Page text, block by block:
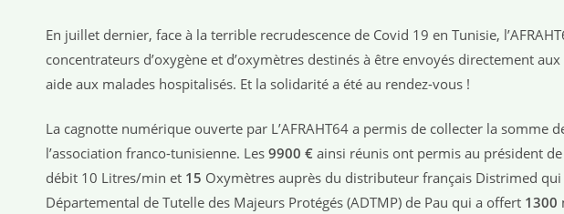
En juillet dernier, face à la terrible recrudescence de Covid 19 en Tunisie,
concentrateurs d’oxygène et d’oxymètres destinés à être envoyés directement
aide aux malades hospitalisés. Et la solidarité a été au rendez-vous !
La cagnotte numérique ouverte par L’AFRAHT64 a permis de collecter la somme
l’association franco-tunisienne. Les 9900 € ainsi réunis ont permis au président de
débit 10 Litres/min et 15 Oxymètres auprès du distributeur français Distrimed
Départemental de Tutelle des Majeurs Protégés (ADTMP) de Pau qui a offert 1300